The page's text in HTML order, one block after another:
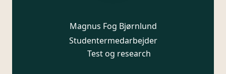
Magnus Fog Bjørnlund
Studentermedarbejder
Test og research